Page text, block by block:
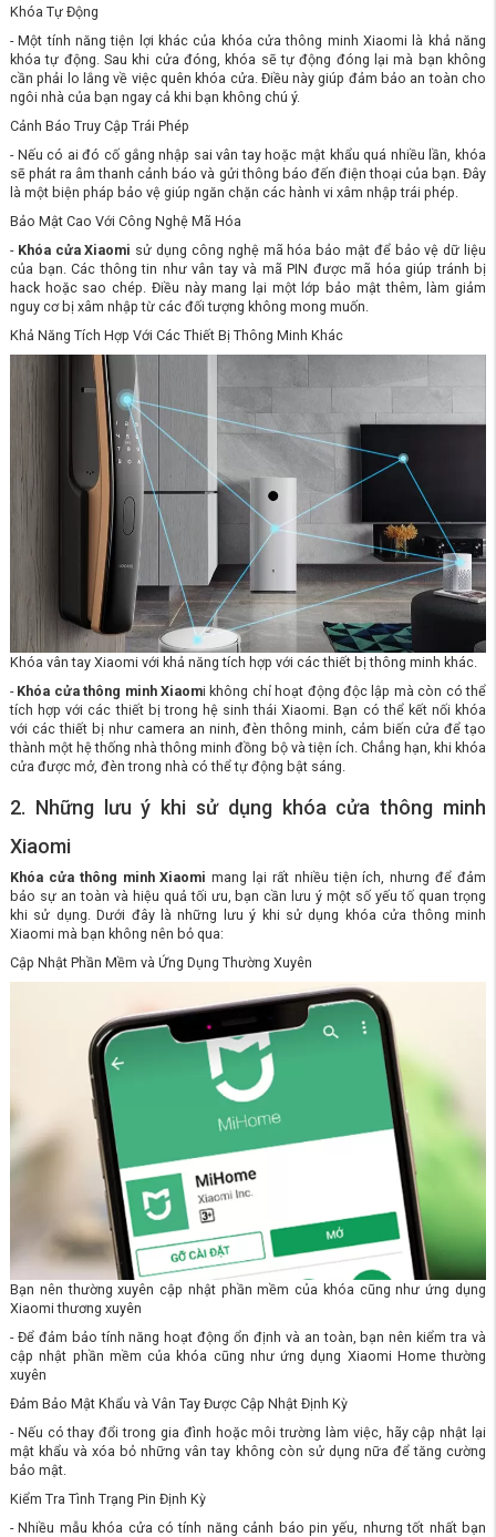
Khóa Tự Động
- Một tính năng tiện lợi khác của khóa cửa thông minh Xiaomi là khả năng
khóa tự động. Sau khi cửa đóng, khóa sẽ tự động đóng lại mà bạn không
cần phải lo lắng về việc quên khóa cửa. Điều này giúp đảm bảo an toàn cho
ngôi nhà của bạn ngay cả khi bạn không chú ý.
Cảnh Báo Truy Cập Trái Phép
- Nếu có ai đó cố gắng nhập sai vân tay hoặc mật khẩu quá nhiều lần, khóa
sẽ phát ra âm thanh cảnh báo và gửi thông báo đến điện thoại của bạn. Đây
là một biện pháp bảo vệ giúp ngăn chặn các hành vi xâm nhập trái phép.
Bảo Mật Cao Với Công Nghệ Mã Hóa
- Khóa cửa Xiaomi sử dụng công nghệ mã hóa bảo mật để bảo vệ dữ liệu
của bạn. Các thông tin như vân tay và mã PIN được mã hóa giúp tránh bị
hack hoặc sao chép. Điều này mang lại một lớp bảo mật thêm, làm giảm
nguy cơ bị xâm nhập từ các đối tượng không mong muốn.
Khả Năng Tích Hợp Với Các Thiết Bị Thông Minh Khác
Khóa vân tay Xiaomi với khả năng tích hợp với các thiết bị thông minh khác.
- Khóa cửa thông minh Xiaomi không chỉ hoạt động độc lập mà còn có thể
tích hợp với các thiết bị trong hệ sinh thái Xiaomi. Bạn có thể kết nối khóa
với các thiết bị như camera an ninh, đèn thông minh, cảm biến cửa để tạo
thành một hệ thống nhà thông minh đồng bộ và tiện ích. Chẳng hạn, khi khóa
cửa được mở, đèn trong nhà có thể tự động bật sáng.
2. Những lưu ý khi sử dụng khóa cửa thông minh
Xiaomi
Khóa cửa thông minh Xiaomi mang lại rất nhiều tiện ích, nhưng để đảm
bảo sự an toàn và hiệu quả tối ưu, bạn cần lưu ý một số yếu tố quan trọng
khi sử dụng. Dưới đây là những lưu ý khi sử dụng khóa cửa thông minh
Xiaomi mà bạn không nên bỏ qua:
Cập Nhật Phần Mềm và Ứng Dụng Thường Xuyên
Bạn nên thường xuyên cập nhật phần mềm của khóa cũng như ứng dụng
Xiaomi thương xuyên
- Để đảm bảo tính năng hoạt động ổn định và an toàn, bạn nên kiểm tra và
cập nhật phần mềm của khóa cũng như ứng dụng Xiaomi Home thường
xuyên
Đảm Bảo Mật Khẩu và Vân Tay Được Cập Nhật Định Kỳ
- Nếu có thay đổi trong gia đình hoặc môi trường làm việc, hãy cập nhật lại
mật khẩu và xóa bỏ những vân tay không còn sử dụng nữa để tăng cường
bảo mật.
Kiểm Tra Tình Trạng Pin Định Kỳ
- Nhiều mẫu khóa cửa có tính năng cảnh báo pin yếu, nhưng tốt nhất bạn